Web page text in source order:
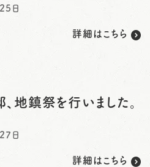
日
詳細はこちら
地鎮祭を行いました。
日
詳細はこちら